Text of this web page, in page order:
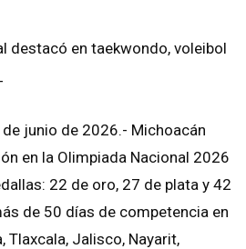
destacó en taekwondo, voleibol
junio de 2026.- Michoacán
en la Olimpiada Nacional 2026
22 de oro, 27 de plata y 42
de 50 días de competencia en
Tlaxcala, Jalisco, Nayarit,